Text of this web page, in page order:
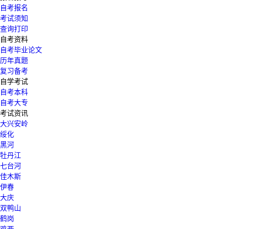
自考报名
考试须知
查询打印
自考资料
自考毕业论文
历年真题
复习备考
自学考试
自考本科
自考大专
考试资讯
大兴安岭
绥化
黑河
牡丹江
七台河
佳木斯
伊春
大庆
双鸭山
鹤岗